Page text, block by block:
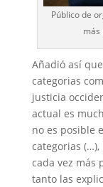
Público de
más
Añadió así
categorias
justicia
actual es
no es posible
categorias
cada vez más
tanto las